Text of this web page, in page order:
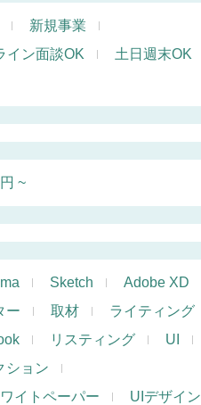
新規事業
イン面談OK
土日週末OK
~
Sketch
Adobe XD
ー 取材
ライティング
リスティング
UI
ション
イトペーパー
UIデザイン